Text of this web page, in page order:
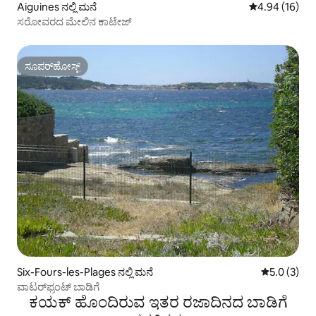
Aiguines ನಲ್ಲಿ ಮನೆ 5 ರಲ್ಲಿ 4.94
4.94 (16)
ಸರೋವರದ ಮೇಲಿನ ಕಾಟೇಜ್
ಸೂಪರ್‌ಹೋಸ್ಟ್
ಸೂಪರ್‌ಹೋಸ್ಟ್
Six-Fours-les-Plages ನಲ್ಲಿ ಮನೆ 5 ರಲ್ಲಿ 5.0
5.0 (3)
ವಾಟರ್‌ಫ್ರಂಟ್ ಬಾಡಿಗೆ
ಕಯಕ್ ಹೊಂದಿರುವ ಇತರ ರಜಾದಿನದ ಬಾಡಿಗೆ